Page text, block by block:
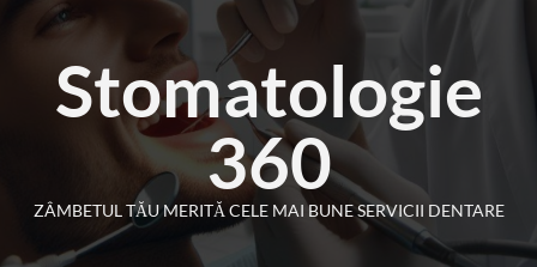
contentStomatologie
360
ZÂMBETUL TĂU MERITĂ CELE MAI BUNE SERVICII DENTARE